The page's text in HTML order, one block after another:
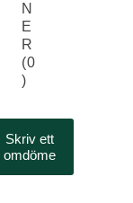
N
E
R
(0
)
Skriv ett
omdöme